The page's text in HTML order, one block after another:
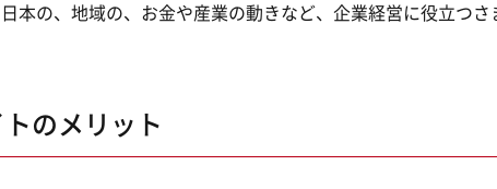
本の、地域の、お金や産業の動きなど、企業経営に役立つ
のメリット